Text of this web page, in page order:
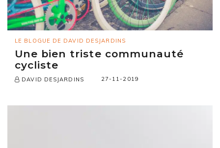
LE BLOGUE DE DAVID DESJARDINS
Une bien triste communauté
cycliste
DAVID DESJARDINS 27-11-2019